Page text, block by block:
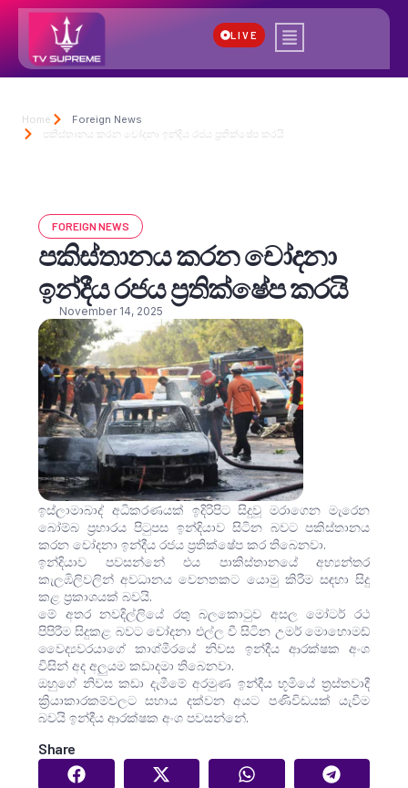
LIVE
Home
Foreign News
පකිස්තානය කරන චෝදනා ඉන්දීය රජය ප්‍රතික්ෂේප කරයි
FOREIGN NEWS
පකිස්තානය කරන චෝදනා
ඉන්දීය රජය ප්‍රතික්ෂේප කරයි
November 14, 2025
ඉස්ලාමාබාද් අධිකරණයක් ඉදිරිපිට සිදුවූ මරාගෙන මැරෙන
බෝම්බ ප්‍රහාරය පිටුපස ඉන්දියාව සිටින බවට පකිස්තානය
කරන චෝදනා ඉන්දීය රජය ප්‍රතික්ෂේප කර තිබෙනවා.
ඉන්දියාව පවසන්නේ එය පාකිස්තානයේ අභ්‍යන්තර
කැලඹිලිවලින් අවධානය වෙනතකට යොමු කිරීම සඳහා සිදු
කළ ප්‍රකාශයක් බවයි.
මේ අතර නවදිල්ලියේ රතු බලකොටුව අසල මෝටර් රථ
පිපිරීම සිදුකළ බවට චෝදනා එල්ල වී සිටින උමර් මොහොමඩ්
වෛද්‍යවරයාගේ කාශ්මීරයේ නිවස ඉන්දීය ආරක්ෂක අංශ
විසින් අද අලුයම කඩාදමා තිබෙනවා.
ඔහුගේ නිවස කඩා දැමීමේ අරමුණ ඉන්දීය භූමියේ ත්‍රස්තවාදී
ක්‍රියාකාරකම්වලට සහාය දක්වන අයට පණිවිඩයක් යැවීම
බවයි ඉන්දීය ආරක්ෂක අංශ පවසන්නේ.
Share